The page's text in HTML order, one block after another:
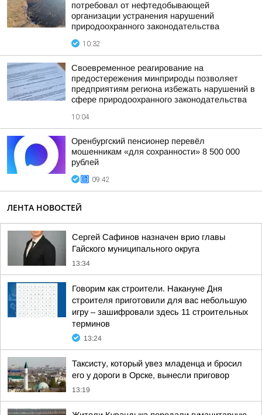
потребовал от нефтедобывающей
организации устранения нарушений
природоохранного законодательства
10:32
Своевременное реагирование на
предостережения минприроды позволяет
предприятиям региона избежать нарушений в
сфере природоохранного законодательства
10:04
Оренбургский пенсионер перевёл
мошенникам «для сохранности» 8 500 000
рублей
09:42
ЛЕНТА НОВОСТЕЙ
Сергей Сафинов назначен врио главы
Гайского муниципального округа
13:34
Говорим как строители. Накануне Дня
строителя приготовили для вас небольшую
игру – зашифровали здесь 11 строительных
терминов
13:24
Таксисту, который увез младенца и бросил
его у дороги в Орске, вынесли приговор
13:19